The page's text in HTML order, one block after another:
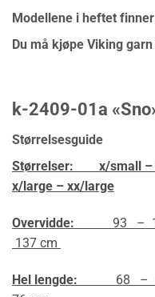
Modellene i heftet
Du må kjøpe Viking
k-2409-01a
Størrelsesguide
Størrelser: x/small
x/large – xx/large
Overvidde:
93 –
137 cm
Hel lengde: 68 –